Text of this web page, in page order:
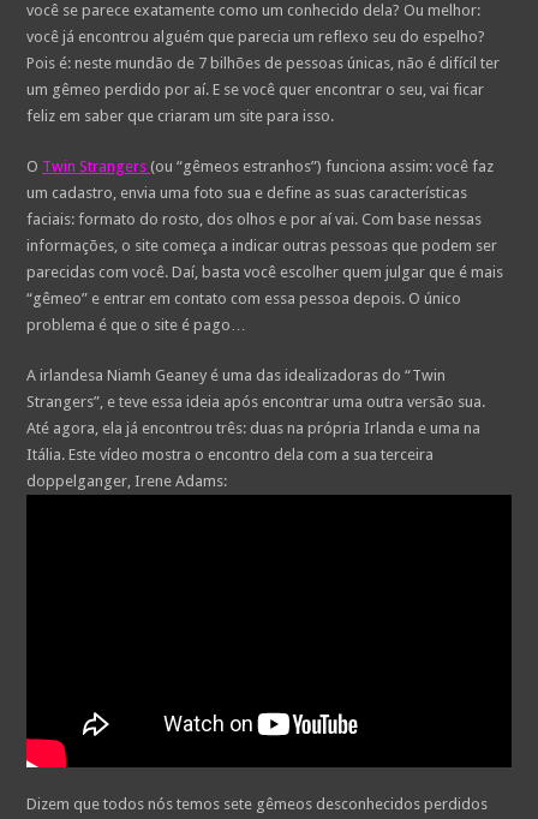
você se parece exatamente como um conhecido dela? Ou melhor:
você já encontrou alguém que parecia um reflexo seu do espelho?
Pois é: neste mundão de 7 bilhões de pessoas únicas, não é difícil ter
um gêmeo perdido por aí. E se você quer encontrar o seu, vai ficar
feliz em saber que criaram um site para isso.
O Twin Strangers (ou “gêmeos estranhos”) funciona assim: você faz
um cadastro, envia uma foto sua e define as suas características
faciais: formato do rosto, dos olhos e por aí vai. Com base nessas
informações, o site começa a indicar outras pessoas que podem ser
parecidas com você. Daí, basta você escolher quem julgar que é mais
“gêmeo” e entrar em contato com essa pessoa depois. O único
problema é que o site é pago…
A irlandesa Niamh Geaney é uma das idealizadoras do “Twin
Strangers”, e teve essa ideia após encontrar uma outra versão sua.
Até agora, ela já encontrou três: duas na própria Irlanda e uma na
Itália. Este vídeo mostra o encontro dela com a sua terceira
doppelganger, Irene Adams:
Dizem que todos nós temos sete gêmeos desconhecidos perdidos